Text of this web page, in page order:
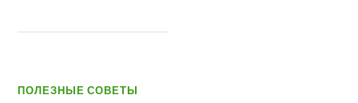
ПОЛЕЗНЫЕ СОВЕТЫ